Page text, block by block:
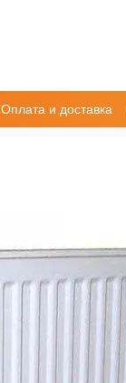
Оплата и доставка